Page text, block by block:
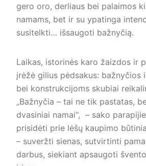
gero oro, derliaus bei palaimos
namams, bet ir su ypatinga
susitelkti… išsaugoti bažnyčią.
Laikas, istorinės karo žaizdos ir
įrėžė gilius pėdsakus: bažnyčios
bei konstrukcijoms skubiai
„Bažnyčia – tai ne tik pastatas,
dvasiniai namai“, – sako
prisidėti prie lėšų kaupimo
– suveržti sienas, sutvirtinti
darbus, siekiant apsaugoti